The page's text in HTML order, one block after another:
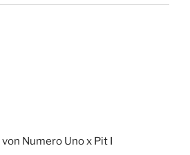
Numero Uno x Pit I